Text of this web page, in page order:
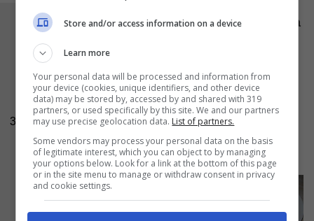
3
Adagiate su ogni disco una fettina di scamorza
e passate tutto in forno per un paio di minuti in
modo che la provola possa fondere. Impilate i
dischi uno sopra l’altro e chiudete con quello
messo da parte, bloccando tutto con un
rametto ditimo. Servite il piatto caldo e filante.
Store and/or access information on a device
Learn more
Your personal data will be processed and information from
your device (cookies, unique identifiers, and other device
data) may be stored by, accessed by and shared with 319
partners, or used specifically by this site. We and our partners
may use precise geolocation data. List of partners.
Some vendors may process your personal data on the basis
of legitimate interest, which you can object to by managing
your options below. Look for a link at the bottom of this page
or in the site menu to manage or withdraw consent in privacy
and cookie settings.